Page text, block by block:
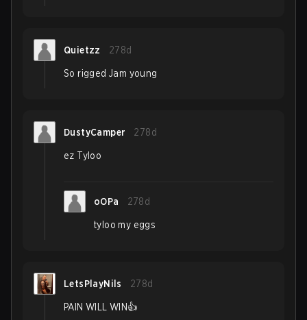
Quietzz 278d
So rigged Jam young
DustyCamper 278d
ez Tyloo
oOPa 278d
tyloo my eggs
LetsPlayNils 278d
PAIN WILL WIN👍